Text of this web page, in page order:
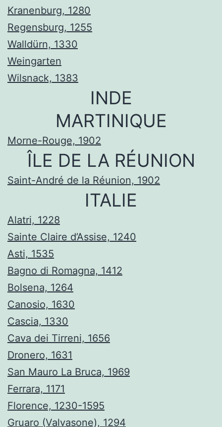
Kranenburg, 1280
Regensburg, 1255
Walldürn, 1330
Weingarten
Wilsnack, 1383
INDE
MARTINIQUE
Morne-Rouge, 1902
ÎLE DE LA RÉUNION
Saint-André de la Réunion, 1902
ITALIE
Alatri, 1228
Sainte Claire d’Assise, 1240
Asti, 1535
Bagno di Romagna, 1412
Bolsena, 1264
Canosio, 1630
Cascia, 1330
Cava dei Tirreni, 1656
Dronero, 1631
San Mauro La Bruca, 1969
Ferrara, 1171
Florence, 1230-1595
Gruaro (Valvasone), 1294